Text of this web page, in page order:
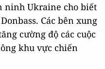
ninh Ukraine cho biết
Các bên xung
cường độ các cuộc
khu vực chiến